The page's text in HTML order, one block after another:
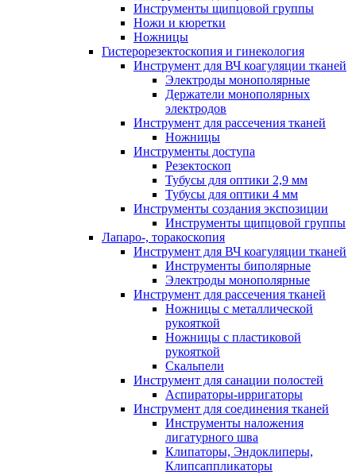
Инструменты щипцовой группы
Ножи и кюретки
Ножницы
Гистерорезектоскопия и гинекология
Инструмент для ВЧ коагуляции тканей
Электроды монополярные
Держатели монополярных
электродов
Инструмент для рассечения тканей
Ножницы
Инструменты доступа
Резектоскоп
Тубусы для оптики 2,9 мм
Тубусы для оптики 4 мм
Инструменты создания экспозиции
Инструменты щипцовой группы
Лапаро-, торакоскопия
Инструмент для ВЧ коагуляции тканей
Инструменты биполярные
Электроды монополярные
Инструмент для рассечения тканей
Ножницы с металлической
рукояткой
Ножницы с пластиковой
рукояткой
Скальпели
Инструмент для санации полостей
Аспираторы-ирригаторы
Инструмент для соединения тканей
Инструменты наложения
лигатурного шва
Клипаторы, Эндоклиперы,
Клипсаппликаторы